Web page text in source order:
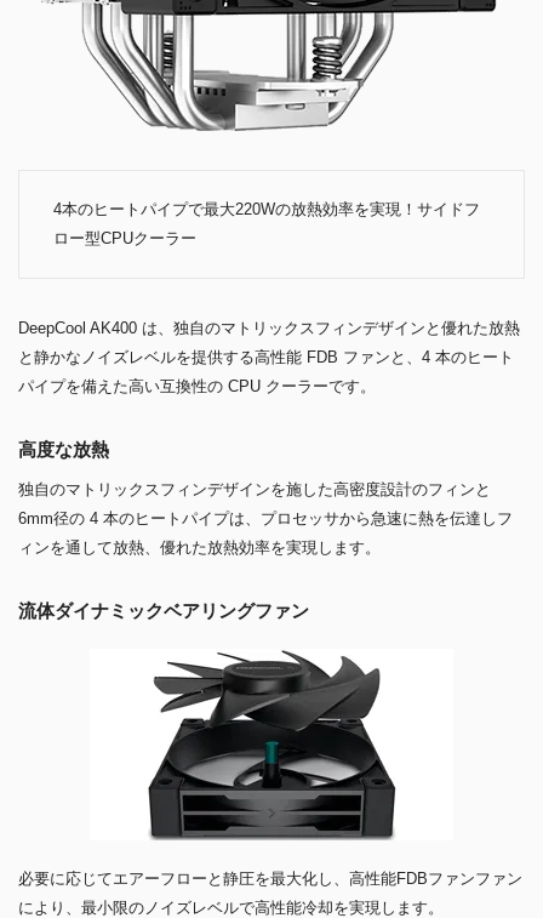
4本のヒートパイプで最大220Wの放熱効率を実現！サイドフ
ロー型CPUクーラー
DeepCool AK400 は、独自のマトリックスフィンデザインと優れた放熱
と静かなノイズレベルを提供する高性能 FDB ファンと、4 本のヒート
パイプを備えた高い互換性の CPU クーラーです。
高度な放熱
独自のマトリックスフィンデザインを施した高密度設計のフィンと
6mm径の 4 本のヒートパイプは、プロセッサから急速に熱を伝達しフ
ィンを通して放熱、優れた放熱効率を実現します。
流体ダイナミックベアリングファン
必要に応じてエアーフローと静圧を最大化し、高性能FDBファンファン
により、最小限のノイズレベルで高性能冷却を実現します。